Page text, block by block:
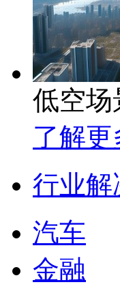
低空场
了解更
行业解
汽车
金融